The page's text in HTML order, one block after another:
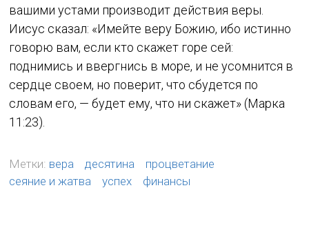
вашими устами производит действия веры.
Иисус сказал: «Имейте веру Божию, ибо истинно
говорю вам, если кто скажет горе сей:
поднимись и ввергнись в море, и не усомнится в
сердце своем, но поверит, что сбудется по
словам его, — будет ему, что ни скажет» (Марка
11:23).
Метки: вера десятина
процветание
сеяние и жатва
успех финансы